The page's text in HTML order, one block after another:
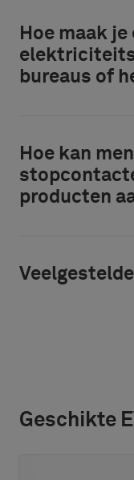
Hoe maak je
bureaus of
Hoe kan
producten
Geschikte